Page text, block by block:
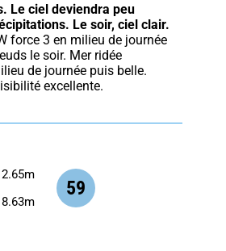
Le ciel deviendra peu
Le soir, ciel clair.
le soir. Mer ridée
de journée puis belle.
excellente.
59
2.65m
8.63m